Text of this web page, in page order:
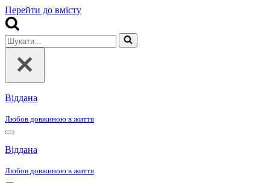
Перейти до вмісту
Шукати...
Віддана
Любов довжиною в життя
Меню
навігації
Віддана
Любов довжиною в життя